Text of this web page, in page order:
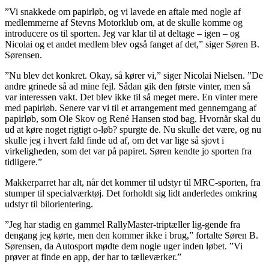
”Vi snakkede om papirløb, og vi lavede en aftale med nogle af
medlemmerne af Stevns Motorklub om, at de skulle komme og
introducere os til sporten. Jeg var klar til at deltage – igen – og
Nicolai og et andet medlem blev også fanget af det,” siger Søren B.
Sørensen.
”Nu blev det konkret. Okay, så kører vi,” siger Nicolai Nielsen. ”De
andre grinede så ad mine fejl. Sådan gik den første vinter, men så
var interessen vakt. Det blev ikke til så meget mere. En vinter mere
med papirløb. Senere var vi til et arrangement med gennemgang af
papirløb, som Ole Skov og René Hansen stod bag. Hvornår skal du
ud at køre noget rigtigt o-løb? spurgte de. Nu skulle det være, og nu
skulle jeg i hvert fald finde ud af, om det var lige så sjovt i
virkeligheden, som det var på papiret. Søren kendte jo sporten fra
tidligere.”
Makkerparret har alt, når det kommer til udstyr til MRC-sporten, fra
stumper til specialværktøj. Det forholdt sig lidt anderledes omkring
udstyr til bilorientering.
”Jeg har stadig en gammel RallyMaster-triptæller lig-gende fra
dengang jeg kørte, men den kommer ikke i brug,” fortalte Søren B.
Sørensen, da Autosport mødte dem nogle uger inden løbet. ”Vi
prøver at finde en app, der har to tælleværker.”